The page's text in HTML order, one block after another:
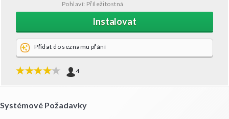
Pohlaví: Příležitostná
Instalovat
Přidat do seznamu přání
4
Systémové Požadavky